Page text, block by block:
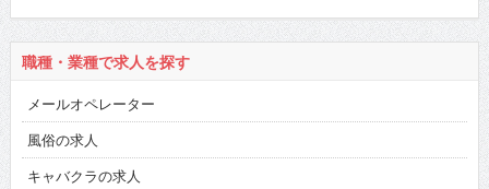
職種・業種で求人を探す
メールオペレーター
風俗の求人
キャバクラの求人